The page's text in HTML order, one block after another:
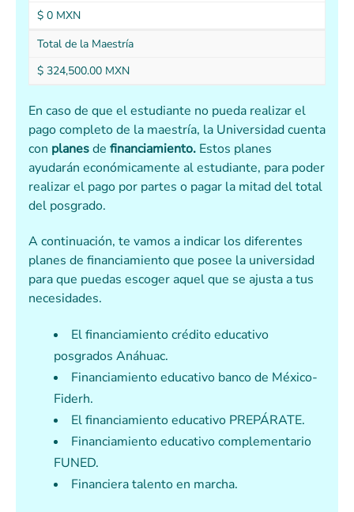
$ 0 MXN
Total de la Maestría
$ 324,500.00 MXN
En caso de que el estudiante no pueda realizar el
pago completo de la maestría, la Universidad cuenta
con planesde financiamiento. Estos planes
ayudarán económicamente al estudiante, para poder
realizar el pago por partes o pagar la mitad del total
del posgrado.
A continuación, te vamos a indicar los diferentes
planes de financiamiento que posee la universidad
para que puedas escoger aquel que se ajusta a tus
necesidades.
El financiamiento crédito educativo
posgrados Anáhuac.
Financiamiento educativo banco de México-
Fiderh.
El financiamiento educativo PREPÁRATE.
Financiamiento educativo complementario
FUNED.
Financiera talento en marcha.